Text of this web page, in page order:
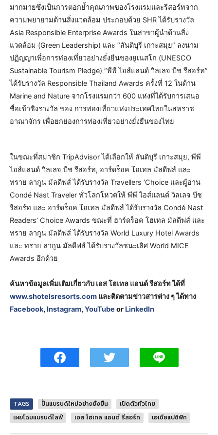
มากมายซึ่งเป็นการตอกย้ำคุณภาพของโรงแรมและรีสอร์ทจาก
ความพยายามด้านสิ่งแวดล้อม ประกอบด้วย SHR ได้รับรางวัล
Asia Responsible Enterprise Awards ในสาขาผู้นำด้านสิ่ง
แวดล้อม (Green Leadership) และ “สันติบุรี เกาะสมุย” ลงนาม
ปฏิญญาเพื่อการท่องเที่ยวอย่างยั่งยืนของยูเนสโก (UNESCO
Sustainable Tourism Pledge) “พีพี ไอส์แลนด์ วิลเลจ บีช รีสอร์ท”
ได้รับรางวัล Responsible Thailand Awards ครั้งที่ 12 ในด้าน
Marine and Nature จากโรงแรมกว่า 600 แห่งที่ได้รับการเสนอ
ชื่อเข้าชิงรางวัล ของ การท่องเที่ยวแห่งประเทศไทยในสหราช
อาณาจักร เพื่อยกย่องการท่องเที่ยวอย่างยั่งยืนของไทย
ในขณะที่สมาชิก TripAdvisor ได้เลือกให้ สันติบุรี เกาะสมุย, พีพี
ไอส์แลนด์ วิลเลจ บีช รีสอร์ท, ฮาร์ดร็อค โฮเทล มัลดีฟส์ และ
ทราย ลากูน มัลดีฟส์ ได้รับรางวัล Travellers ’Choice และผู้อ่าน
Condé Nast Traveler ทั่วโลกโหวตให้ พีพี ไอส์แลนด์ วิลเลจ บีช
รีสอร์ท และ ฮาร์ดร็อค โฮเทล มัลดีฟส์ ได้รับรางวัล Condé Nast
Readers’ Choice Awards ขณะที่ ฮาร์ดร็อค โฮเทล มัลดีฟส์ และ
ทราย ลากูน มัลดีฟส์ ได้รับรางวัล World Luxury Hotel Awards
และ ทราย ลากูน มัลดีฟส์ ได้รับรางวัลชนะเลิศ World MICE
Awards อีกด้วย
ค้นหาข้อมูลเพิ่มเติมเกี่ยวกับ เอส โฮเทล แอนด์ รีสอร์ท ได้ที่
www.shotelsresorts.com และติดตามข่าวสารต่าง ๆ ได้ทาง
Facebook, Instagram,YouTube or LinkedIn
TAGS ปั้นแบรนด์ใหม่อย่างยั่งยืน
เปิดตัวทั่วไทย
เผยโฉมแบรนด์ไลฟ์
เอส โฮเทล แอนด์ รีสอร์ท เอเชียแปซิฟิก